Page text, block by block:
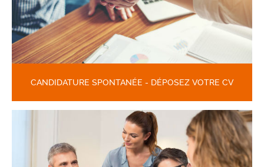
CANDIDATURE SPONTANÉE - DÉPOSEZ VOTRE CV